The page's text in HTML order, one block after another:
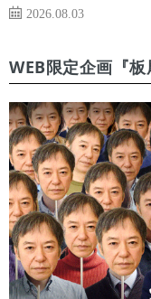
2026.08.03
WEB限定企画『